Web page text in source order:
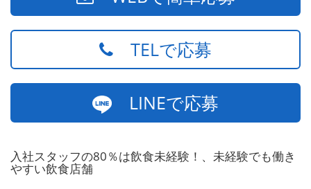
TELで応募
LINEで応募
入社スタッフの80％は飲食未経験！、未経験でも働き
やすい飲食店舗